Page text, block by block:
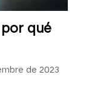
qué
de 2023